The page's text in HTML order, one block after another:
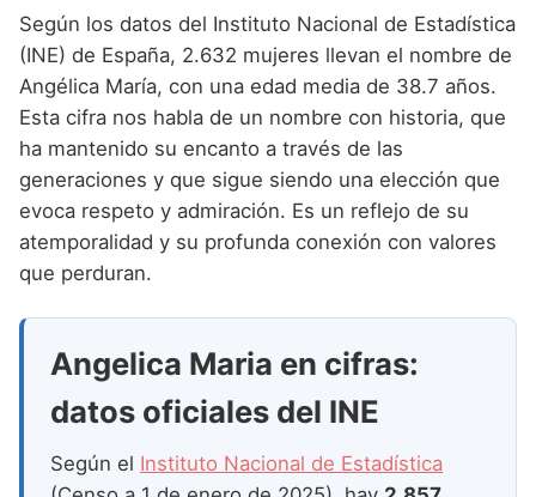
Nombres de Niña que empiezan por N
Nombres de Niña que empiezan por O
Nombres de Niña que empiezan por P
Nombres de Niña que empiezan por Q
Nombres de Niña que empiezan por R
Nombres de Niña que empiezan por S
Nombres de Niña que empiezan por U
Nombres de Niña que empiezan por V
Nombres de Niña que empiezan por W
Nombres de Niña Portugueses
Nombres de Niña Rumanos
Nombres de Niña Rusos
Nombres de Niña Suecos
Nombres de Niña Gallegos
Nombres de Niña Madrileños
Nombres de Niña Murcianos
Nombres de Niña Navarros
Nombres de Niña Riojanos
Nombres de Niña Valencianos
Según los datos del Instituto Nacional de Estadística
(INE) de España, 2.632 mujeres llevan el nombre de
Angélica María, con una edad media de 38.7 años.
Esta cifra nos habla de un nombre con historia, que
ha mantenido su encanto a través de las
generaciones y que sigue siendo una elección que
evoca respeto y admiración. Es un reflejo de su
atemporalidad y su profunda conexión con valores
que perduran.
Angelica Maria en cifras:
datos oficiales del INE
Según el Instituto Nacional de Estadística